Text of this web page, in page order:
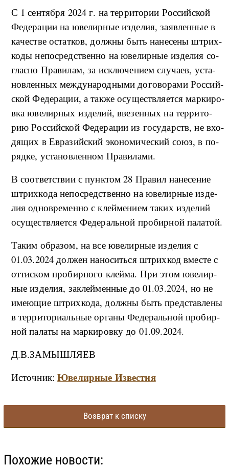
С 1 сен­тяб­ря 2024 г. на тер­ри­то­рии Рос­сий­ской
Фе­де­ра­ции на юве­ли­р­ные из­де­лия, за­яв­лен­ные в
ка­че­стве остат­ков, дол­ж­ны быть на­не­се­ны штрих­
ко­ды не­по­сред­ствен­но на юве­ли­р­ные из­де­лия со­
глас­но Пра­ви­лам, за ис­клю­че­ни­ем слу­ча­ев, уста­
но­в­лен­ных ме­ж­ду­на­род­ны­ми до­го­во­ра­ми Рос­сий­
ской Фе­де­ра­ции, а та­к­же осу­ще­ств­ля­ет­ся мар­ки­ро­
в­ка юве­ли­р­ных из­де­лий, вве­зен­ных на тер­ри­то­
рию Рос­сий­ской Фе­де­ра­ции из го­су­дар­ств, не вхо­
дя­щих в Евразий­ский эко­но­ми­че­ский со­юз, в по­
ряд­ке, уста­но­в­лен­ном Пра­ви­ла­ми.
В со­о­т­вет­ствии с пун­к­том 28 Пра­вил на­не­се­ние
штрих­ко­да не­по­сред­ствен­но на юве­ли­р­ные из­де­
лия од­но­вре­мен­но с клей­ме­ни­ем та­ких из­де­лий
осу­ще­ств­ля­ет­ся Фе­де­раль­ной про­би­р­ной па­ла­той.
Та­ким об­ра­зом, на все юве­ли­р­ные из­де­лия с
01.03.2024 дол­жен на­но­сить­ся штрих­код вме­сте с
от­тис­ком про­би­р­но­го клей­ма. При этом юве­ли­р­
ные из­де­лия, за­клей­мен­ные до 01.03.2024, но не
име­ю­щие штрих­ко­да, дол­ж­ны быть пред­став­ле­ны
в тер­ри­то­ри­аль­ные ор­га­ны Фе­де­раль­ной про­би­р­
ной па­ла­ты на мар­ки­ро­в­ку до 01.09.2024.
Д.В.ЗАМЫШЛЯЕВ
Источник:Ювелирные Известия
Возврат к списку
Похожие новости: